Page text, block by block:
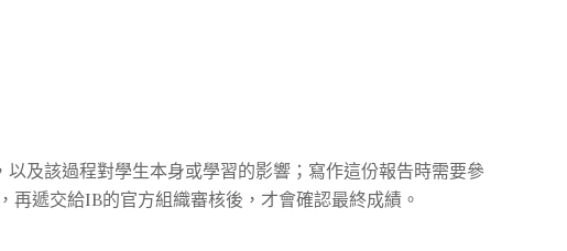
及該過程對學生本身或學習的影響；寫作這份報告時需要參
遞交給IB的官方組織審核後，才會確認最終成績。